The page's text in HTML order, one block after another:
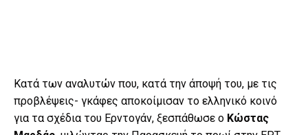
Κατά των αναλυτών που, κατά την άποψή του, με τις
προβλέψεις- γκάφες αποκοίμισαν το ελληνικό κοινό
για τα σχέδια του Ερντογάν, ξεσπάθωσε ο Κώστας